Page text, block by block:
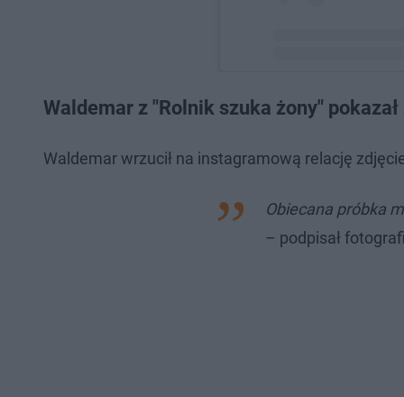
Post udostępniony
Waldemar z "Rolnik szuka żony"
Waldemar wrzucił na instagramową relację
Obiecana próbka
– podpisał